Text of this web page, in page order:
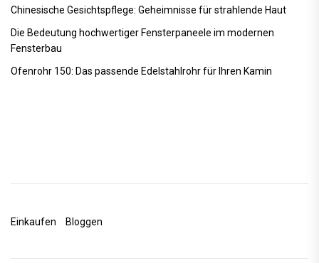
Chinesische Gesichtspflege: Geheimnisse für strahlende Haut
Die Bedeutung hochwertiger Fensterpaneele im modernen
Fensterbau
Ofenrohr 150: Das passende Edelstahlrohr für Ihren Kamin
Einkaufen Bloggen